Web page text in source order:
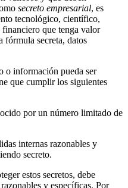
secreto empresarial, es
tecnológico, científico,
que tenga valor
fórmula secreta, datos
o información pueda ser
que cumplir los siguientes
por un número limitado de
internas razonables y
secreto.
estos secretos, debe
y específicas. Por